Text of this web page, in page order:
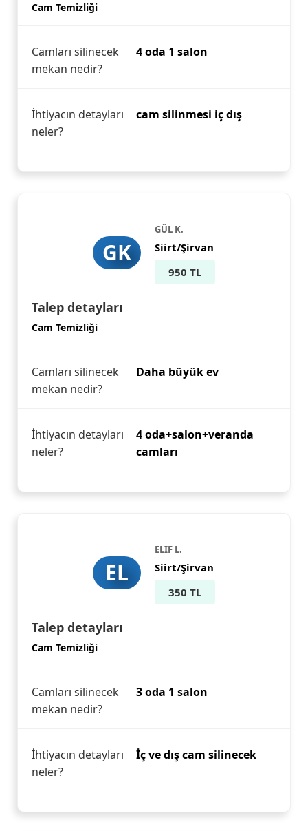
Cam Temizliği
Camları silinecek
mekan nedir?
4 oda 1 salon
İhtiyacın detayları
neler?
cam silinmesi iç dış
GK
GÜL K.
Siirt/Şirvan
950 TL
Talep detayları
Cam Temizliği
Camları silinecek
mekan nedir?
Daha büyük ev
İhtiyacın detayları
neler?
4 oda+salon+veranda
camları
EL
ELIF L.
Siirt/Şirvan
350 TL
Talep detayları
Cam Temizliği
Camları silinecek
mekan nedir?
3 oda 1 salon
İhtiyacın detayları
neler?
İç ve dış cam silinecek